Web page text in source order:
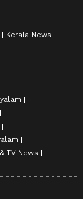
Kerala News
TV News